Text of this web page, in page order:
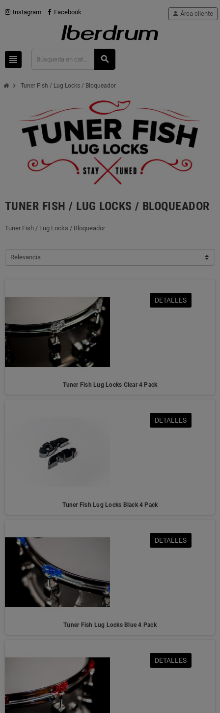
Instagram Facebook
view_headline search
person Área cliente
chevron_right Tuner Fish / Lug Locks / Bloqueador
TUNER FISH / LUG LOCKS / BLOQUEADOR
Tuner Fish / Lug Locks / Bloqueador
Relevancia
Tuner Fish Lug Locks Clear 4 Pack
DETALLES
Tuner Fish Lug Locks Black 4 Pack
DETALLES
Tuner Fish Lug Locks Blue 4 Pack
DETALLES
DETALLES